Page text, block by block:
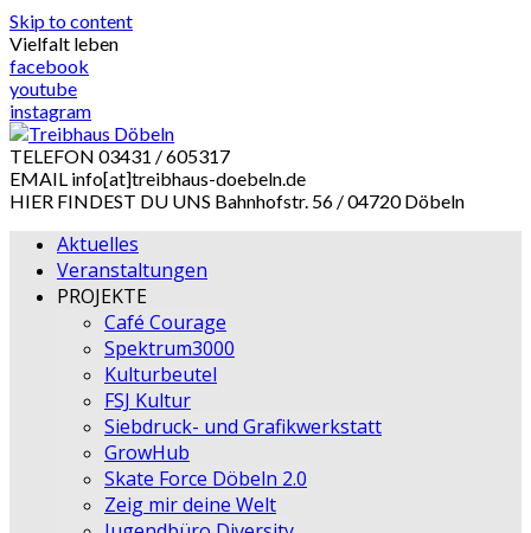
Skip to content
Vielfalt leben
facebook
youtube
instagram
TELEFON 03431 / 605317
EMAIL info[at]treibhaus-doebeln.de
HIER FINDEST DU UNS Bahnhofstr. 56 / 04720 Döbeln
Aktuelles
Veranstaltungen
PROJEKTE
Café Courage
Spektrum3000
Kulturbeutel
FSJ Kultur
Siebdruck- und Grafikwerkstatt
GrowHub
Skate Force Döbeln 2.0
Zeig mir deine Welt